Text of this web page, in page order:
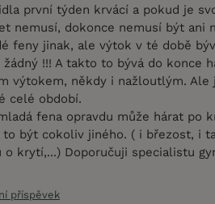
první týden krvácí a pokud je
nemusí, dokonce nemusí být ani
feny jinak, ale výtok v té době
žádný !!! A takto to bývá do konce
výtokem, někdy i nažloutlým.
celé období.
fena opravdu může hárat po
to být cokoliv jiného. ( i březost, i
o krytí,...) Doporučuji specialistu
příspěvek